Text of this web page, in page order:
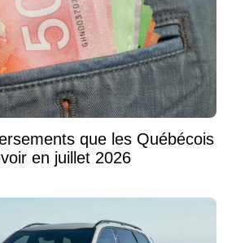
que les Québécois
en juillet 2026